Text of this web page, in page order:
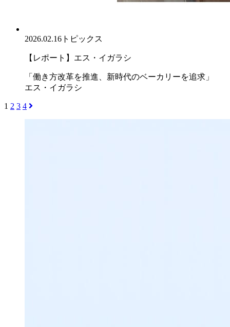
2026.02.16 トピックス
【レポート】エス・イガラシ
「働き方改革を推進、新時代のベーカリーを追求」
エス・イガラシ
1 2 3 4